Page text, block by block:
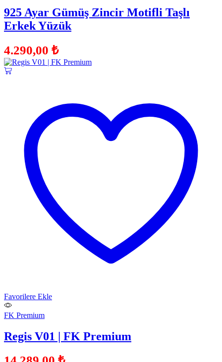
925 Ayar Gümüş Zincir Motifli Taşlı
Erkek Yüzük
4.290,00 ₺
Favorilere Ekle
FK Premium
Regis V01 | FK Premium